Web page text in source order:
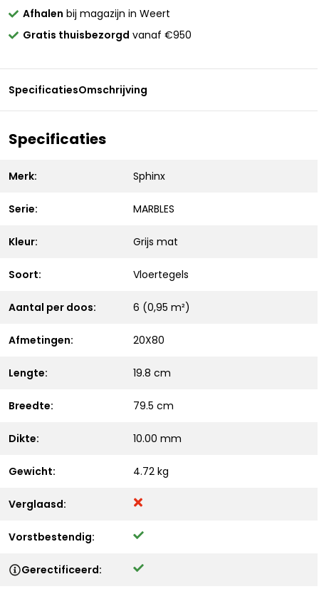
Afhalen bij magazijn in Weert
Gratis thuisbezorgd vanaf €950
SpecificatiesOmschrijving
Specificaties
Merk: Sphinx
Serie: MARBLES
Kleur: Grijs mat
Soort: Vloertegels
Aantal per doos: 6 (0,95 m²)
Afmetingen: 20X80
Lengte: 19.8 cm
Breedte: 79.5 cm
Dikte: 10.00 mm
Gewicht: 4.72 kg
Verglaasd:
Vorstbestendig:
Gerectificeerd: